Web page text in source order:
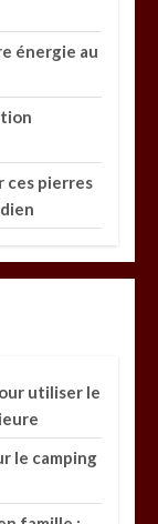
énergie au
ces pierres
utiliser le
le camping